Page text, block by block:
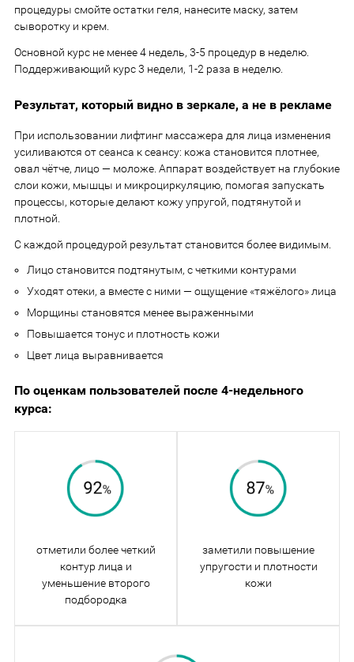
процедуры смойте остатки геля, нанесите маску, затем
сыворотку и крем.
Основной курс не менее 4 недель, 3-5 процедур в неделю.
Поддерживающий курс 3 недели, 1-2 раза в неделю.
Результат, который видно в зеркале, а не в рекламе
При использовании лифтинг массажера для лица изменения
усиливаются от сеанса к сеансу: кожа становится плотнее,
овал чётче, лицо — моложе. Аппарат воздействует на глубокие
слои кожи, мышцы и микроциркуляцию, помогая запускать
процессы, которые делают кожу упругой, подтянутой и
плотной.
С каждой процедурой результат становится более видимым.
Лицо становится подтянутым, с четкими контурами
Уходят отеки, а вместе с ними — ощущение «тяжёлого» лица
Морщины становятся менее выраженными
Повышается тонус и плотность кожи
Цвет лица выравнивается
По оценкам пользователей после 4-недельного
курса:
отметили более четкий
контур лица и
уменьшение второго
подбородка
заметили повышение
упругости и плотности
кожи